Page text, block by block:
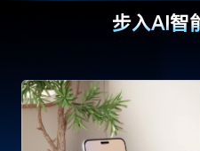
步入AI智